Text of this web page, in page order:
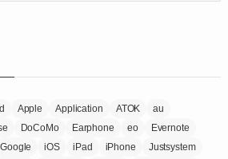
Apple Application ATOK
au
DoCoMo Earphone eo
Evernote
Google iOS iPad iPhone
Justsystem